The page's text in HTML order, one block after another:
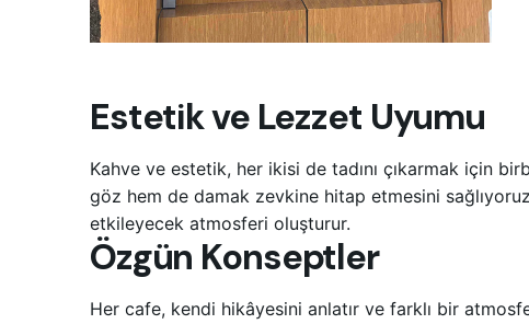
Estetik ve Lezzet Uyumu
Kahve ve estetik, her ikisi de tadını çıkarmak için
göz hem de damak zevkine hitap etmesini
etkileyecek atmosferi oluşturur.
Özgün Konseptler
Her cafe, kendi hikâyesini anlatır ve farklı bir